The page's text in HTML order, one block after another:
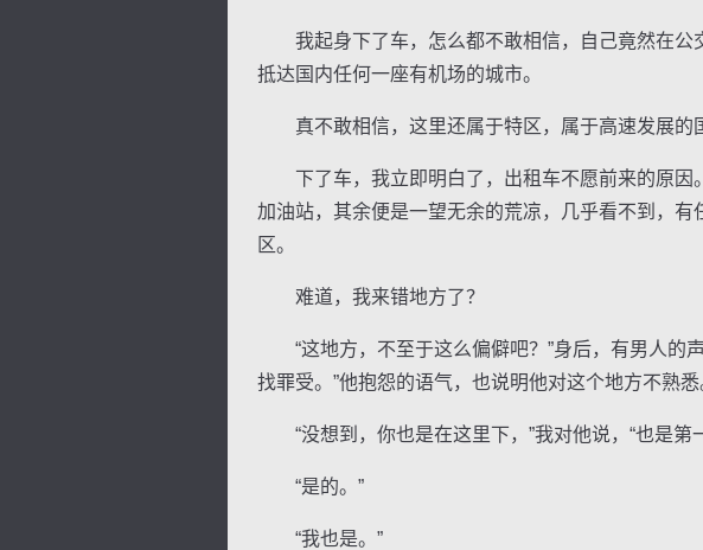
我起身下了车，怎么都不敢相信，自己竟然在公
抵达国内任何一座有机场的城市。
真不敢相信，这里还属于特区，属于高速发展的
下了车，我立即明白了，出租车不愿前来的原因
加油站，其余便是一望无余的荒凉，几乎看不到，
区。
难道，我来错地方了？
“这地方，不至于这么偏僻吧？”身后，有男人的
找罪受。”他抱怨的语气，也说明他对这个地方不熟悉
“没想到，你也是在这里下，”我对他说，“也是第
“是的。”
“我也是。”